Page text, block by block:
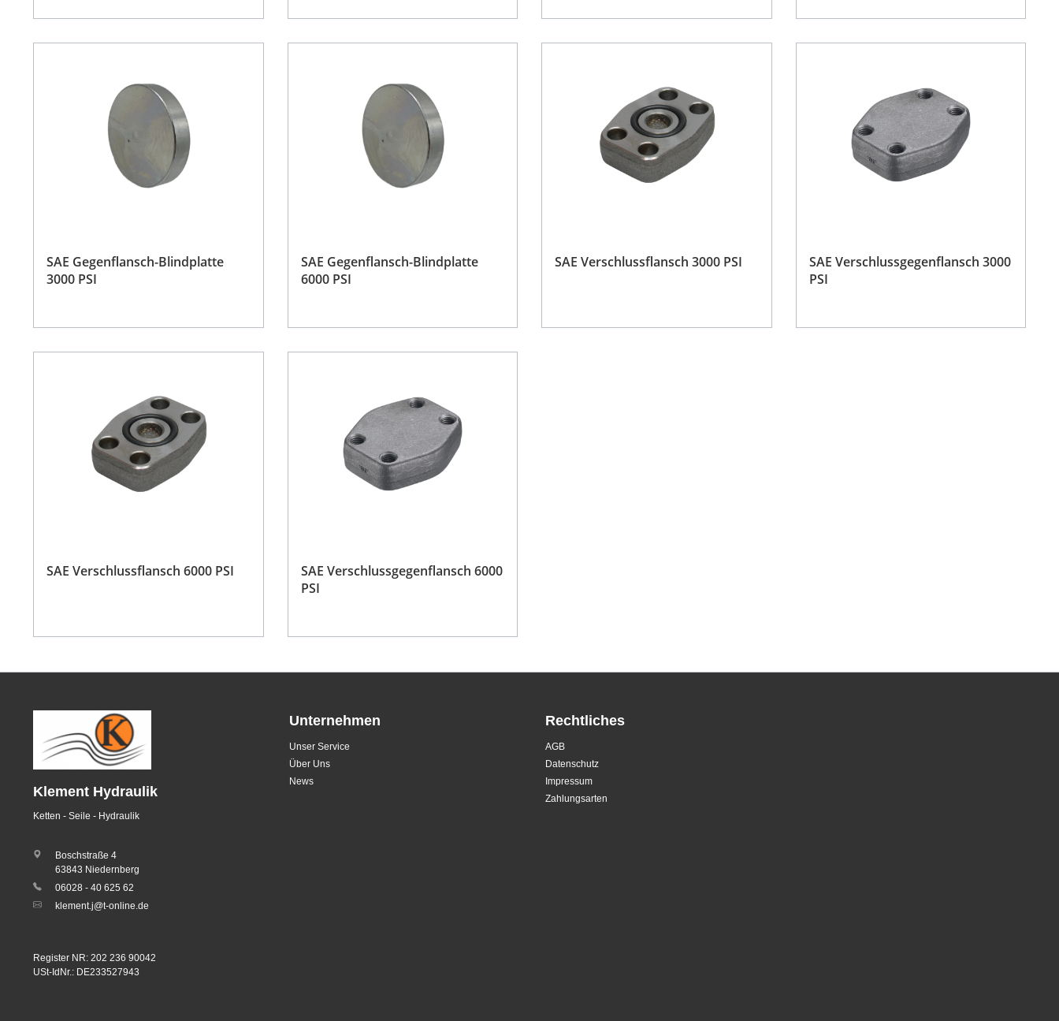
SAE Gegenflansch-Blindplatte
3000 PSI
SAE Gegenflansch-Blindplatte
6000 PSI
SAE Verschlussflansch 3000 PSI
SAE Verschlussgegenflansch 3000
PSI
SAE Verschlussflansch 6000 PSI
SAE Verschlussgegenflansch 6000
PSI
Klement Hydraulik
Ketten - Seile - Hydraulik
Boschstraße 4
63843 Niedernberg
06028 - 40 625 62
klement.j@t-online.de
Register NR: 202 236 90042
USt-IdNr.: DE233527943
Unternehmen
Unser Service
Über Uns
News
Rechtliches
AGB
Datenschutz
Impressum
Zahlungsarten